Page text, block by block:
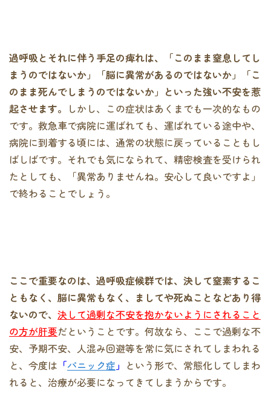
過呼吸とそれに伴う手足の痺れは、「このまま窒息してし
まうのではないか」「脳に異常があるのではないか」「こ
のまま死んでしまうのではないか」といった強い不安を惹
起させます。 しかし、この症状はあくまでも一次的なもの
です。救急車で病院に運ばれても、運ばれている途中や、
病院に到着する頃には、通常の状態に戻っていることもし
ばしばです。それでも気になられて、精密検査を受けられ
たとしても、「異常ありませんね。安心して良いですよ」
で終わることでしょう。
ここで重要なのは、過呼吸症候群では、決して窒素するこ
ともなく、脳に異常もなく、ましてや死ぬことなどあり得
ないので、 決して過剰な不安を抱かないようにされること
の方が肝要だということです。何故なら、ここで過剰な不
安、予期不安、人混み回避等を常に気にされてしまわれる
と、今度は 「パニック症 」 という形で、常態化してしまわ
れると、治療が必要になってきてしまうからです。